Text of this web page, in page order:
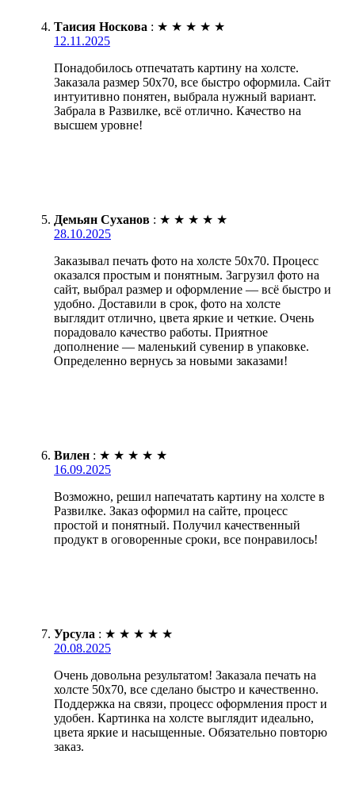
Таисия Носкова : ★ ★ ★ ★ ★
12.11.2025
Понадобилось отпечатать картину на холсте.
Заказала размер 50х70, все быстро оформила. Сайт
интуитивно понятен, выбрала нужный вариант.
Забрала в Развилке, всё отлично. Качество на
высшем уровне!
Демьян Суханов : ★ ★ ★ ★ ★
28.10.2025
Заказывал печать фото на холсте 50х70. Процесс
оказался простым и понятным. Загрузил фото на
сайт, выбрал размер и оформление — всё быстро и
удобно. Доставили в срок, фото на холсте
выглядит отлично, цвета яркие и четкие. Очень
порадовало качество работы. Приятное
дополнение — маленький сувенир в упаковке.
Определенно вернусь за новыми заказами!
Вилен : ★ ★ ★ ★ ★
16.09.2025
Возможно, решил напечатать картину на холсте в
Развилке. Заказ оформил на сайте, процесс
простой и понятный. Получил качественный
продукт в оговоренные сроки, все понравилось!
Урсула : ★ ★ ★ ★ ★
20.08.2025
Очень довольна результатом! Заказала печать на
холсте 50х70, все сделано быстро и качественно.
Поддержка на связи, процесс оформления прост и
удобен. Картинка на холсте выглядит идеально,
цвета яркие и насыщенные. Обязательно повторю
заказ.